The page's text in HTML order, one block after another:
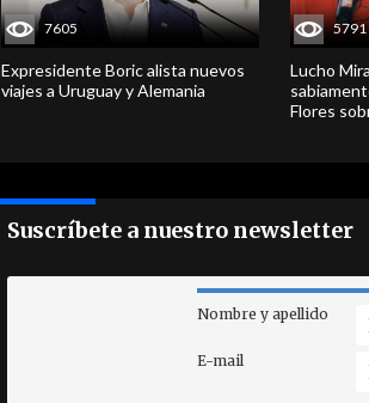
7605
Expresidente Boric alista nuevos
viajes a Uruguay y Alemania
5791
Lucho
Flores
Suscríbete a nuestro newsletter
Nombre y apellido
E-mail